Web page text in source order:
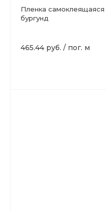
Пленка самоклеящаяся
бургунд
465.44 руб. / пог. м